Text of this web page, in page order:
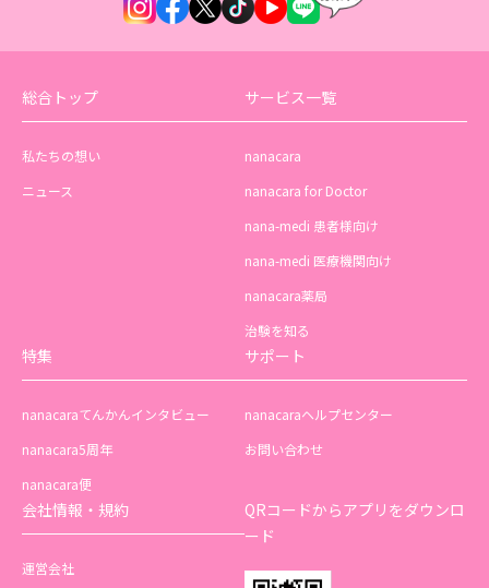
総合トップ
私たちの想い
ニュース
サービス一覧
nanacara
nanacara for Doctor
nana-medi 患者様向け
nana-medi 医療機関向け
nanacara薬局
治験を知る
特集
nanacaraてんかんインタビュー
nanacara5周年
nanacara便
サポート
nanacaraヘルプセンター
お問い合わせ
会社情報・規約
運営会社
QRコードからアプリをダウンロ
ード